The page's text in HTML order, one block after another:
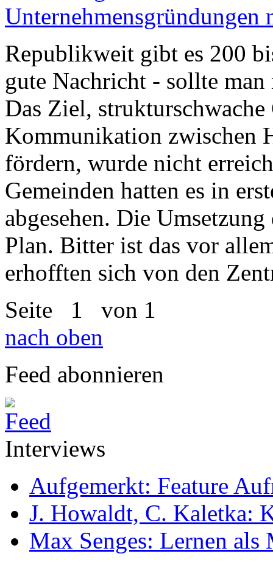
Republikweit gibt es 200
gute Nachricht - sollte
Das Ziel,
Kommunikation zwischen
fördern, wurde nicht
Gemeinden hatten es in
abgesehen. Die
Plan. Bitter ist das vor
erhofften sich von den
Seite 1 von 1
nach oben
Feed abonnieren
Interviews
Aufgemerkt: Feature
J. Howaldt, C. Kaletka:
Max Senges: Lernen als